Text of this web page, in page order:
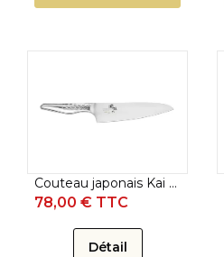
Couteau japonais Kai Seki Magoroku Shoso - Couteau de chef 18 cm
78,00 € TTC
Détail